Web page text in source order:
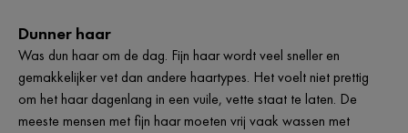
Dunner haar
Was dun haar om de dag. Fijn haar wordt veel sneller en
gemakkelijker vet dan andere haartypes. Het voelt niet prettig
om het haar dagenlang in een vuile, vette staat te laten. De
meeste mensen met fijn haar moeten vrij vaak wassen met